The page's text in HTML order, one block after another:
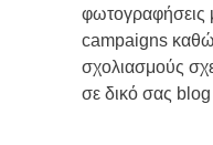
φωτογραφήσεις
campaigns
σχολιασμούς
σε δικό σας